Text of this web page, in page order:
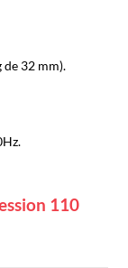
de 32 mm).
110